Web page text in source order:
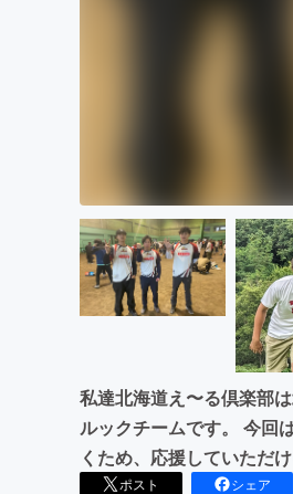
私達北海道え〜る倶楽部
ルックチームです。 今回
くため、応援していただ
ポスト シェア